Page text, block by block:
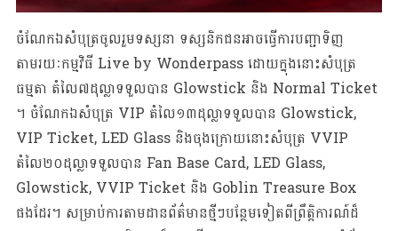
ចំណែកឯសំបុត្រចូលរួមទស្សនា ទស្សនិកជនអាចធ្វើការបញ្ជាទិញ
តាមរយៈកម្មវិធី Live by Wonderpass ដោយក្នុងនោះសំបុត្រ
ធម្មតា តំលៃ៧ដុល្លាទទួលបាន Glowstick និង Normal Ticket
។ ចំណែកឯសំបុត្រ VIP តំលៃ១៣ដុល្លាទទួលបាន Glowstick,
VIP Ticket, LED Glass និងចុងក្រោយនោះសំបុត្រ VVIP
តំលៃ២០ដុល្លាទទួលបាន Fan Base Card, LED Glass,
Glowstick, VVIP Ticket និង Goblin Treasure Box
ផងដែរ។ សម្រាប់ការតាមដានព័ត៌មានថ្មីៗបន្ថែមទៀតពីព្រឹត្តិការណ៍ដ៏